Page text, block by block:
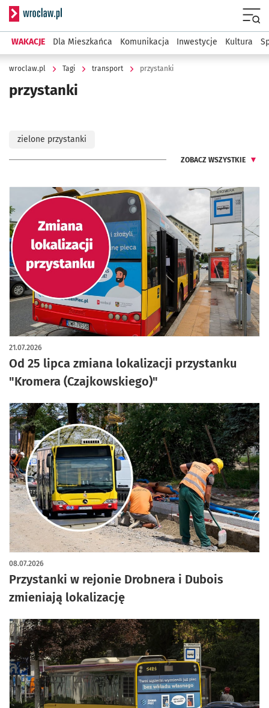
Serwis informacyjny wroclaw.pl
WAKACJE Dla Mieszkańca Komunikacja Inwestycje Kultura
wroclaw.pl Tagi transport przystanki
przystanki
zielone przystanki
ZOBACZ WSZYSTKIE
Od 25 lipca zmiana lokalizacji przystanku
"Kromera (Czajkowskiego)"
21.07.2026
Przystanki w rejonie Drobnera i Dubois
zmieniają lokalizację
08.07.2026